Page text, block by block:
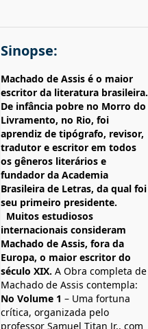
Sinopse:
Machado de Assis é o maior
escritor da literatura brasileira.
De infância pobre no Morro do
Livramento, no Rio, foi
aprendiz de tipógrafo, revisor,
tradutor e escritor em todos
os gêneros literários e
fundador da Academia
Brasileira de Letras, da qual foi
seu primeiro presidente.
Muitos estudiosos
internacionais consideram
Machado de Assis, fora da
Europa, o maior escritor do
século XIX. A Obra completa de
Machado de Assis contempla:
No Volume 1 – Uma fortuna
crítica, organizada pelo
professor Samuel Titan Jr., com